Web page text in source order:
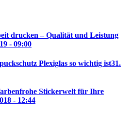
drucken – Qualität und Leistung
- 09:00
Plexiglas so wichtig ist31.
Stickerwelt für Ihre
- 12:44